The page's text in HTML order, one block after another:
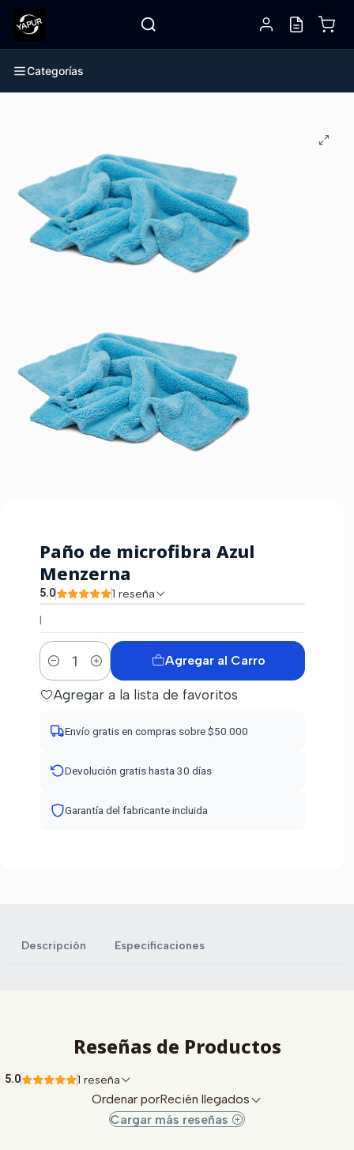
Categorías
|
Paño de microfibra Azul
Menzerna
5.0 1 reseña
Cantidad
Agregar al Carro
Agregar a la lista de favoritos
Envío gratis en compras sobre $50.000
Devolución gratis hasta 30 días
Garantía del fabricante incluida
Descripción Especificaciones
Reseñas de Productos
5.0 1 reseña
Ordenar porRecién llegados
Cargar más reseñas